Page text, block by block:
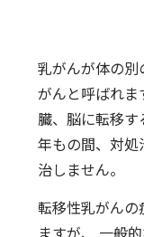
乳がんが体の
がんと呼ばれま
臓、脳に転移
年もの間、対
治しません。
転移性乳がん